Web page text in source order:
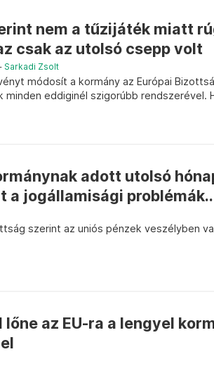
nem a tűzijáték miatt
csak az utolsó csepp volt
Sarkadi Zsolt
módosít a kormány az Európai
minden eddiginél szigorúbb rendszerével.
adott utolsó
a jogállamisági
szerint az uniós pénzek veszélyben
lőne az EU-ra a lengyel